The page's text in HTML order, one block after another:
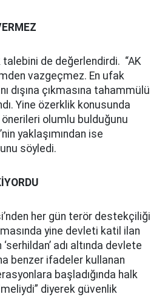
de değerlendirdi. “AK
vazgeçmez. En ufak
dışına çıkmasına tahammülü
Yine özerklik konusunda
önerileri olumlu bulduğunu
yaklaşımından ise
söyledi.
her gün terör destekçiliği
yine devleti katil ilan
adı altında devlete
benzer ifadeler kullanan
başladığında halk
diyerek güvenlik